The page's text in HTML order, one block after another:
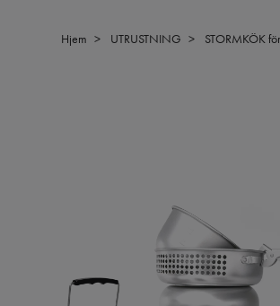
Hjem UTRUSTNING STORMKÖK